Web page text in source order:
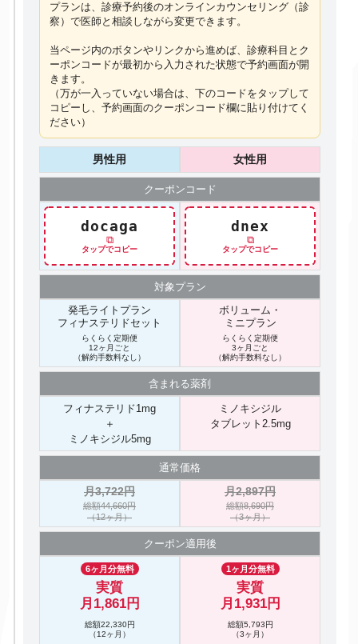
プランは、診療予約後のオンラインカウンセリング（診
察）で医師と相談しながら変更できます。
当ページ内のボタンやリンクから進めば、診療科目とク
ーポンコードが最初から入力された状態で予約画面が開
きます。
（万が一入っていない場合は、下のコードをタップ して
コピーし、予約画面のクーポンコード欄に貼り付けてく
ださい）
男性用 女性用
クーポン コード
docaga
⧉
タップでコピー
dnex
⧉
タップでコピー
対象プラン
発毛ライトプラン
フィナステリドセット
らくらく定期便
12ヶ月ごと
（解約手数料なし）
ボリューム・
ミニプラン
らくらく定期便
3ヶ月ごと
（解約手数料なし）
含まれる薬剤
フィナステリド1mg
＋
ミノキシジル5mg
ミノキシジル
タブレット2.5mg
通常価格
月3,722円
総額44,660円
（12ヶ月）
月2,897円
総額8,690円
（3ヶ月）
クーポン適用後
6ヶ月分無料
実質
月1,861円
総額22,330円
（12ヶ月）
1ヶ月分無料
実質
月1,931円
総額5,793円
（3ヶ月）